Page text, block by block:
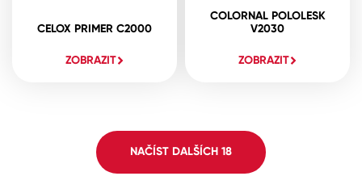
CELOX PRIMER C2000
ZOBRAZIT
COLORNAL POLOLESK
V2030
ZOBRAZIT
NAČÍST DALŠÍCH 18